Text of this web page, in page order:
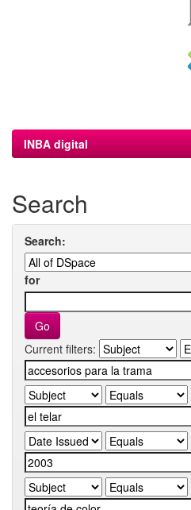
INBA digital
Search
Search:
for
Current filters: